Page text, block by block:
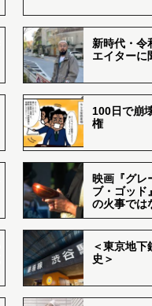
新時代・令
エイターに
100日で崩
権
映画『グレ
ブ・ゴッド
の火事では
＜東京地下
史＞